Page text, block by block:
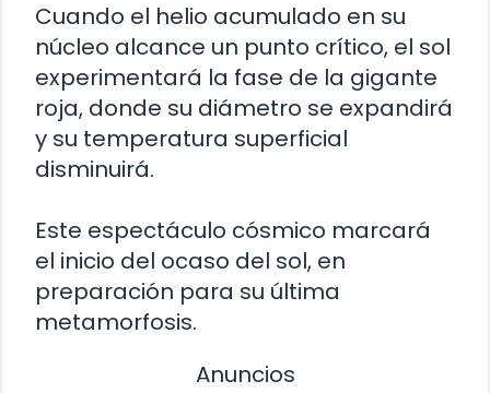
Cuando el helio acumulado en su
núcleo alcance un punto crítico, el sol
experimentará la fase de la gigante
roja, donde su diámetro se expandirá
y su temperatura superficial
disminuirá.
Este espectáculo cósmico marcará
el inicio del ocaso del sol, en
preparación para su última
metamorfosis.
Anuncios